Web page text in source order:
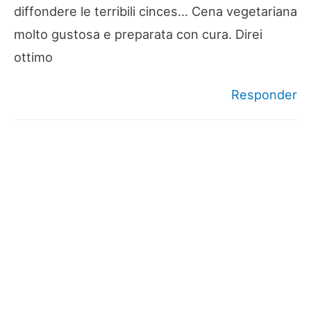
diffondere le terribili cinces… Cena vegetariana
molto gustosa e preparata con cura. Direi
ottimo
Responder